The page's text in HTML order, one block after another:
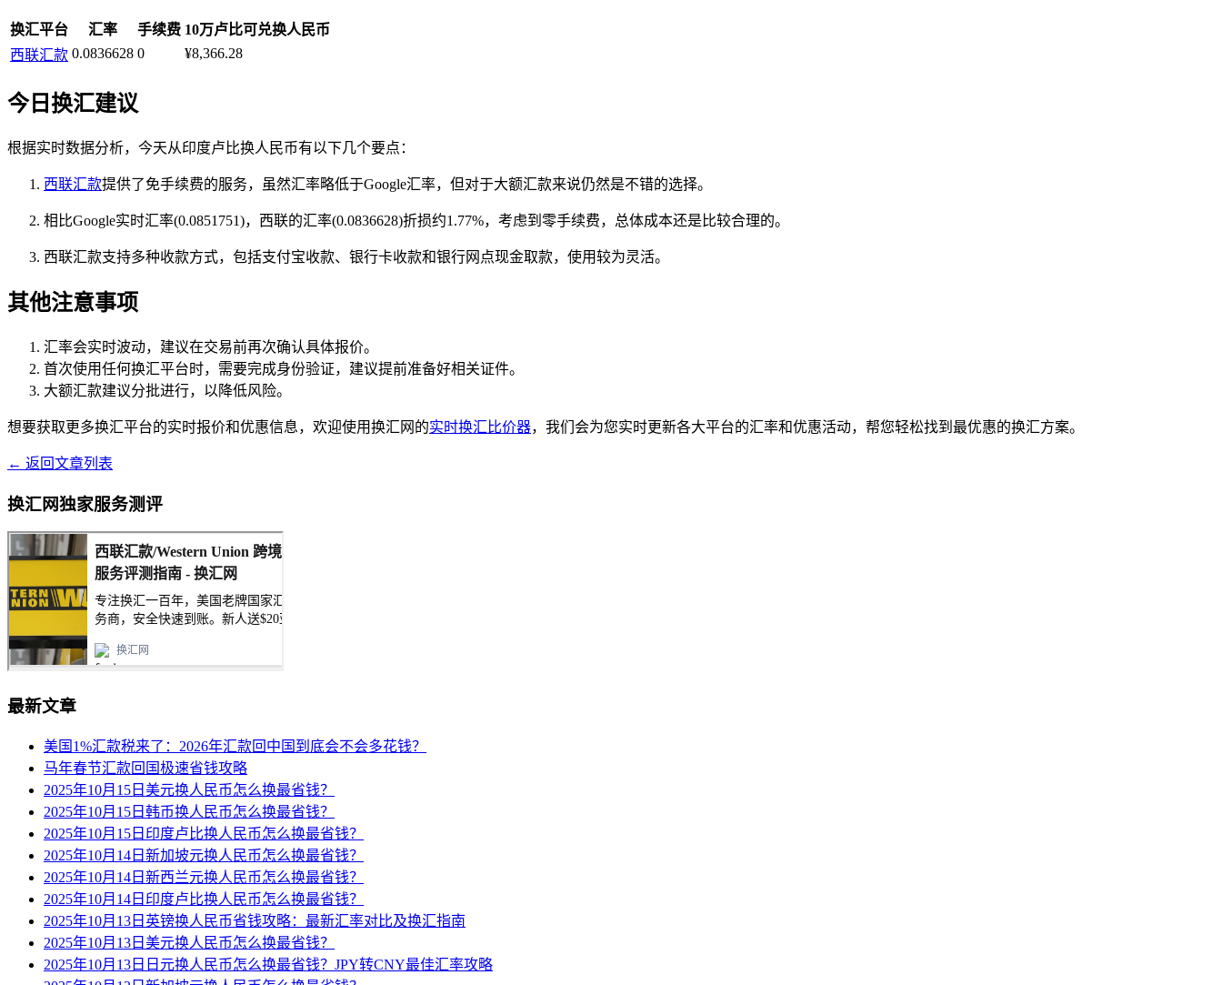
换汇平台 汇率 手续费 10万卢比可兑换人民币
西联汇款 0.0836628 0 ¥8,366.28
今日换汇建议
根据实时数据分析，今天从印度卢比换人民币有以下几个要点：
西联汇款提供了免手续费的服务，虽然汇率略低于Google汇率，但对于大额汇款来说仍然是不错的选择。
相比Google实时汇率(0.0851751)，西联的汇率(0.0836628)折损约1.77%，考虑到零手续费，总体成本还是比较合理的。
西联汇款支持多种收款方式，包括支付宝收款、银行卡收款和银行网点现金取款，使用较为灵活。
其他注意事项
汇率会实时波动，建议在交易前再次确认具体报价。
首次使用任何换汇平台时，需要完成身份验证，建议提前准备好相关证件。
大额汇款建议分批进行，以降低风险。
想要获取更多换汇平台的实时报价和优惠信息，欢迎使用换汇网的实时换汇比价器，我们会为您实时更新各大平台的汇率和优惠活动，帮您轻松找到最优惠的换汇方案。
← 返回文章列表
换汇网独家服务测评
最新文章
美国1%汇款税来了：2026年汇款回中国到底会不会多花钱？
马年春节汇款回国极速省钱攻略
2025年10月15日美元换人民币怎么换最省钱？
2025年10月15日韩币换人民币怎么换最省钱？
2025年10月15日印度卢比换人民币怎么换最省钱？
2025年10月14日新加坡元换人民币怎么换最省钱？
2025年10月14日新西兰元换人民币怎么换最省钱？
2025年10月14日印度卢比换人民币怎么换最省钱？
2025年10月13日英镑换人民币省钱攻略：最新汇率对比及换汇指南
2025年10月13日美元换人民币怎么换最省钱？
2025年10月13日日元换人民币怎么换最省钱？JPY转CNY最佳汇率攻略